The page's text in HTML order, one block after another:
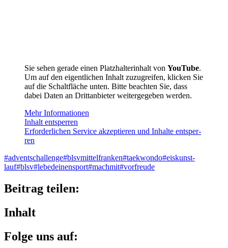
Sie sehen gerade einen Platz­hal­ter­in­halt von YouTube.
Um auf den eigent­li­chen Inhalt zuzu­grei­fen, klicken Sie
auf die Schalt­flä­che unten. Bitte beach­ten Sie, dass
dabei Daten an Dritt­an­bie­ter weiter­ge­ge­ben werden.
Mehr Infor­ma­tio­nen
Inhalt entsper­ren
Erfor­der­li­chen Service akzep­tie­ren und Inhalte entsper­
ren
#advent­schall­enge#blsvmit­tel­fran­ken#taekwondo#eiskunst­
lauf#blsv#lebed­ei­nen­sport#mach­mit#vorfreude
Beitrag teilen:
Inhalt
Folge uns auf: